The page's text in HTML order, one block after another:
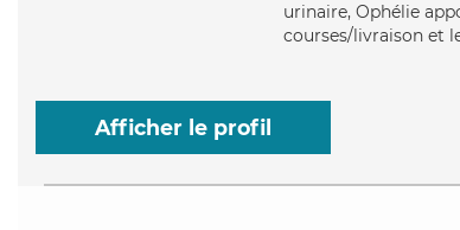
urinaire, Ophélie
courses/livraison et
Afficher le profil